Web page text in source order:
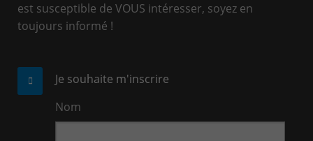
est susceptible de VOUS intéresser, soyez en
toujours informé !
Je souhaite m'inscrire
Nom